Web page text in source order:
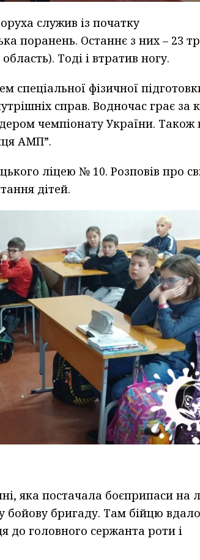
служив із початку
поранень. Останнє з них – 23
Тоді і втратив ногу.
спеціальної фізичної
справ. Водночас грає за
чемпіонату України. Також
АМП”.
ліцею № 10. Розповів про
дітей.
яка постачала боєприпаси на
бойову бригаду. Там бійцю
до головного сержанта роти і